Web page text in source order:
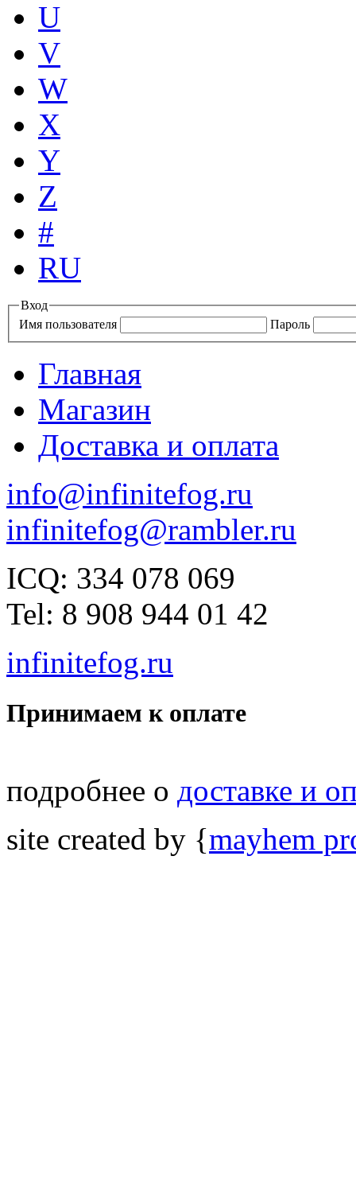
U
V
W
X
Y
Z
#
RU
Вход
Имя пользователя
Пароль
Главная
Магазин
Доставка и оплата
info@infinitefog.ru
infinitefog@rambler.ru
ICQ: 334 078 069
Tel: 8 908 944 01 42
infinitefog.ru
Принимаем к оплате
подробнее о доставке и
site created by {mayhem